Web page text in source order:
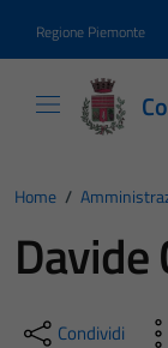
Regione Piemonte
Home /
Davide
Condividi